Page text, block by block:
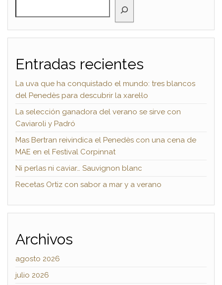
Entradas recientes
La uva que ha conquistado el mundo: tres blancos
del Penedès para descubrir la xarel·lo
La selección ganadora del verano se sirve con
Caviaroli y Padró
Mas Bertran reivindica el Penedès con una cena de
MAE en el Festival Corpinnat
Ni perlas ni caviar… Sauvignon blanc
Recetas Ortiz con sabor a mar y a verano
Archivos
agosto 2026
julio 2026